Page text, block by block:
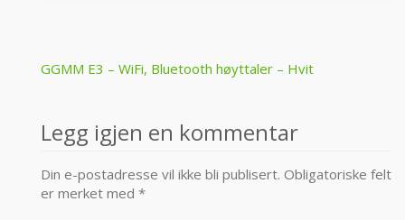
Post
GGMM E3 – WiFi, Bluetooth høyttaler – Hvit
Legg igjen en kommentar
Din e-postadresse vil ikke bli publisert. Obligatoriske felt
er merket med *